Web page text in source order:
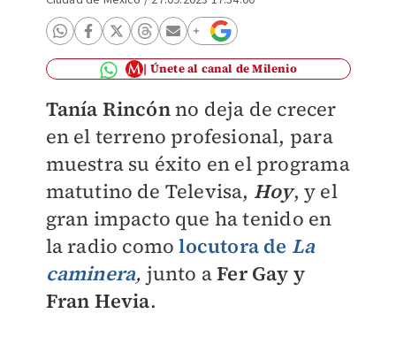
Únete al canal de Milenio
Tanía Rincónno deja de crecer
en el terreno profesional, para
muestra su éxito en el programa
matutino de Televisa, Hoy, y el
gran impacto que ha tenido en
la radio comolocutora de La
caminera, junto aFer Gay y
Fran Hevia.